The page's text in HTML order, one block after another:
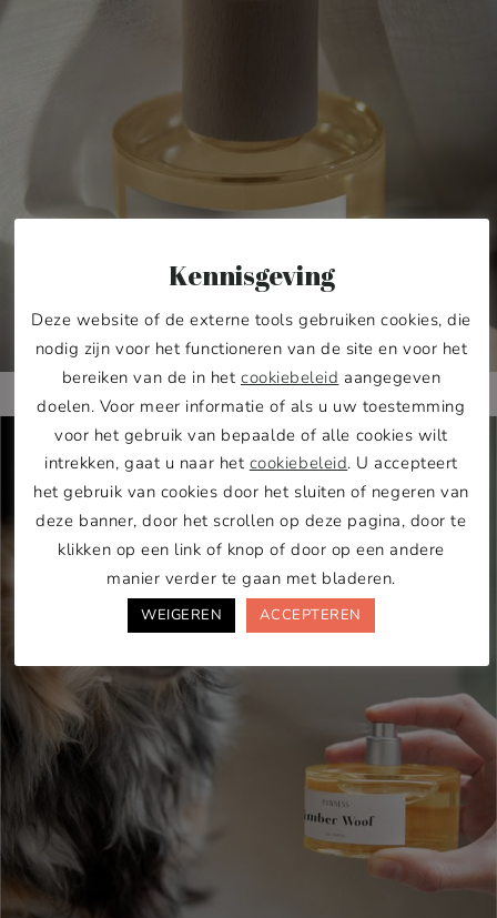
Kennisgeving
Deze website of de externe tools gebruiken cookies, die
nodig zijn voor het functioneren van de site en voor het
bereiken van de in het cookiebeleid aangegeven
doelen. Voor meer informatie of als u uw toestemming
voor het gebruik van bepaalde of alle cookies wilt
intrekken, gaat u naar het cookiebeleid. U accepteert
het gebruik van cookies door het sluiten of negeren van
deze banner, door het scrollen op deze pagina, door te
klikken op een link of knop of door op een andere
manier verder te gaan met bladeren.
WEIGEREN ACCEPTEREN